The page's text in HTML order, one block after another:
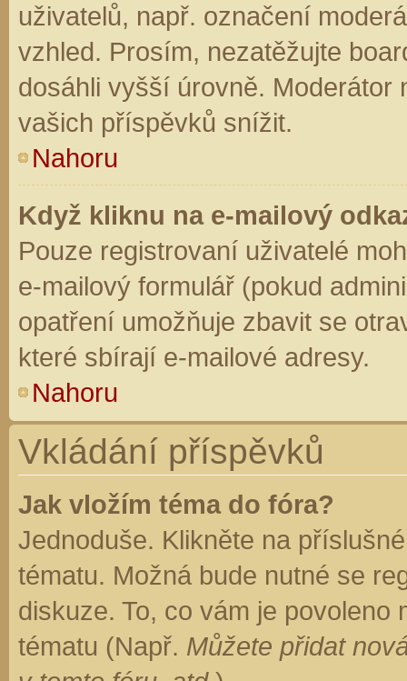
uživatelů, např. označení
vzhled. Prosím, nezatěžujte
dosáhli vyšší úrovně. Moderátor
vašich příspěvků snížit.
Nahoru
Když kliknu na e-mailový
Pouze registrovaní uživatelé
e-mailový formulář (pokud
opatření umožňuje zbavit se
které sbírají e-mailové adresy.
Nahoru
Vkládání příspěvků
Jak vložím téma do fóra?
Jednoduše. Klikněte na
tématu. Možná bude nutné se
diskuze. To, co vám je
tématu (Např. Můžete přidat